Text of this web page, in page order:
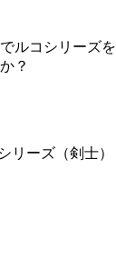
ルコシリーズ
？
リーズ（剣士）